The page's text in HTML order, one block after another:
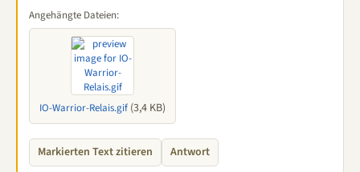
Angehängte Dateien:
IO-Warrior-Relais.gif (3,4 KB)
Markierten Text zitieren Antwort